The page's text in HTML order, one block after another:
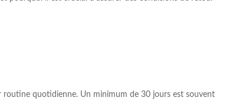
routine quotidienne. Un minimum de 30 jours est souvent